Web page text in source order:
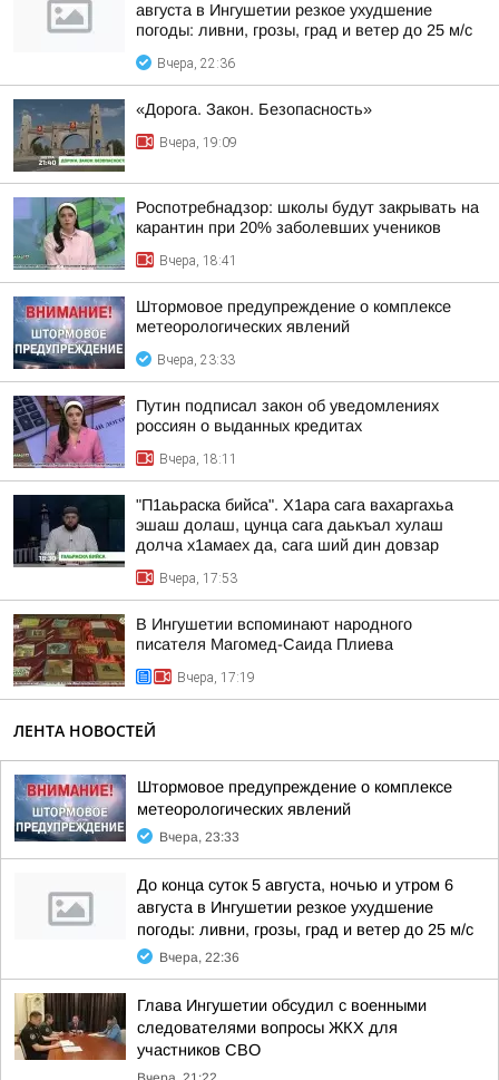
августа в Ингушетии резкое ухудшение
погоды: ливни, грозы, град и ветер до 25 м/с
Вчера, 22:36
«Дорога. Закон. Безопасность»
Вчера, 19:09
Роспотребнадзор: школы будут закрывать на
карантин при 20% заболевших учеников
Вчера, 18:41
Штормовое предупреждение о комплексе
метеорологических явлений
Вчера, 23:33
Путин подписал закон об уведомлениях
россиян о выданных кредитах
Вчера, 18:11
"П1аьраска бийса". Х1ара сага вахаргахьа
эшаш долаш, цунца сага даькъал хулаш
долча х1амаех да, сага ший дин довзар
Вчера, 17:53
В Ингушетии вспоминают народного
писателя Магомед-Саида Плиева
Вчера, 17:19
ЛЕНТА НОВОСТЕЙ
Штормовое предупреждение о комплексе
метеорологических явлений
Вчера, 23:33
До конца суток 5 августа, ночью и утром 6
августа в Ингушетии резкое ухудшение
погоды: ливни, грозы, град и ветер до 25 м/с
Вчера, 22:36
Глава Ингушетии обсудил с военными
следователями вопросы ЖКХ для
участников СВО